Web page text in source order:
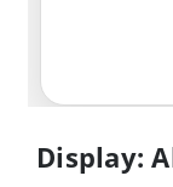
Display: